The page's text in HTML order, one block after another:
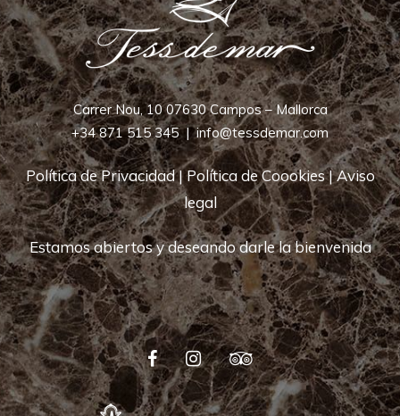
Carrer Nou, 10 07630 Campos – Mallorca
+34 871 515 345|info@tessdemar.com
Política de Privacidad| Política de Coookies|Aviso
legal
Estamos abiertos y deseando darle la bienvenida